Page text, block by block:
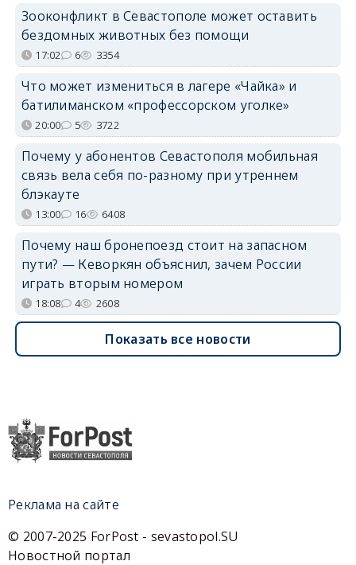
Зооконфликт в Севастополе может оставить
бездомных животных без помощи
17:02 6 3354
Что может измениться в лагере «Чайка» и
батилиманском «профессорском уголке»
20:00 5 3722
Почему у абонентов Севастополя мобильная
связь вела себя по-разному при утреннем
блэкауте
13:00 16 6408
Почему наш бронепоезд стоит на запасном
пути? — Кеворкян объяснил, зачем России
играть вторым номером
18:08 4 2608
Показать все новости
Реклама на сайте
© 2007-2025 ForPost - sevastopol.SU
Новостной портал